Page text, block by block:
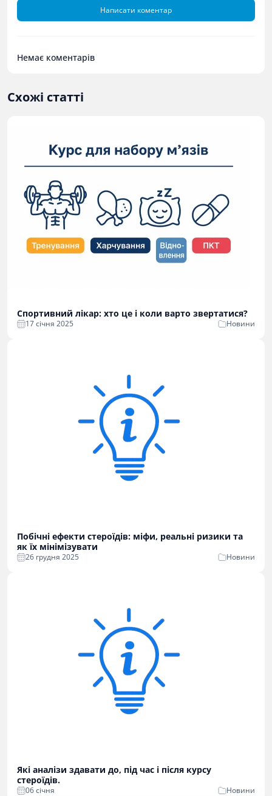
Написати коментар
Немає коментарів
Схожі статті
Спортивний лікар: хто це і коли варто звертатися?
17 cічня 2025 Новини
Побічні ефекти стероїдів: міфи, реальні ризики та
як їх мінімізувати
26 грудня 2025 Новини
Які аналізи здавати до, під час і після курсу
стероїдів.
06 cічня Новини